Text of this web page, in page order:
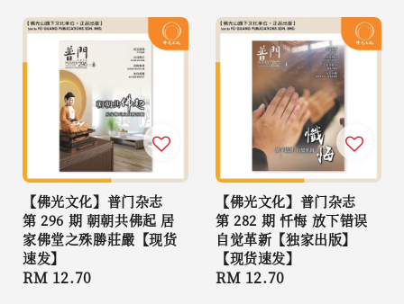
【佛光文化】普门杂志
第 296 期 朝朝共佛起 居
家佛堂之殊勝莊嚴【现货
速发】
Regular
RM 12.70
【佛光文化】普门杂志
第 282 期 忏悔 放下错误
自觉革新【独家出版】
【现货速发】
Regular
RM 12.70